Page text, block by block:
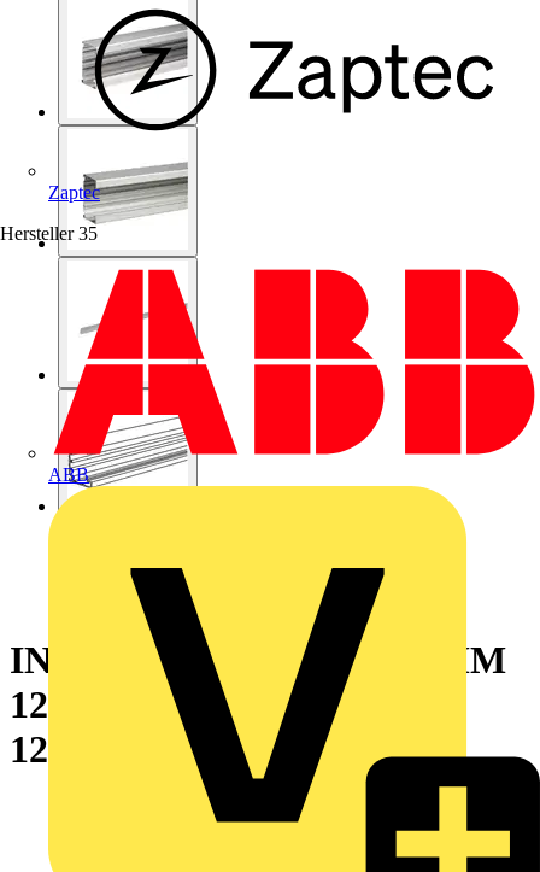
Zaptec
Hersteller 35
ABB
INKA UNTERTEIL 2500 MM
123/72 AN TYP: INKA-U
123/72 AN